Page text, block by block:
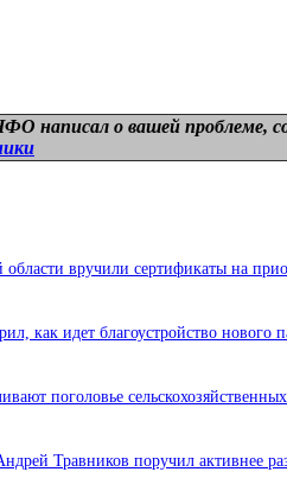
написал о вашей проблеме,
вручили сертификаты на
как идет благоустройство нового
поголовье
Травников поручил активнее